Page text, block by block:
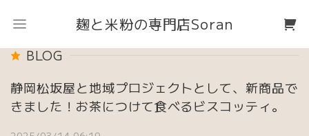
麹と米粉の専門店Soran
BLOG
静岡松坂屋と地域プロジェクトとして、新商品で
きました！お茶につけて食べるビスコッティ。